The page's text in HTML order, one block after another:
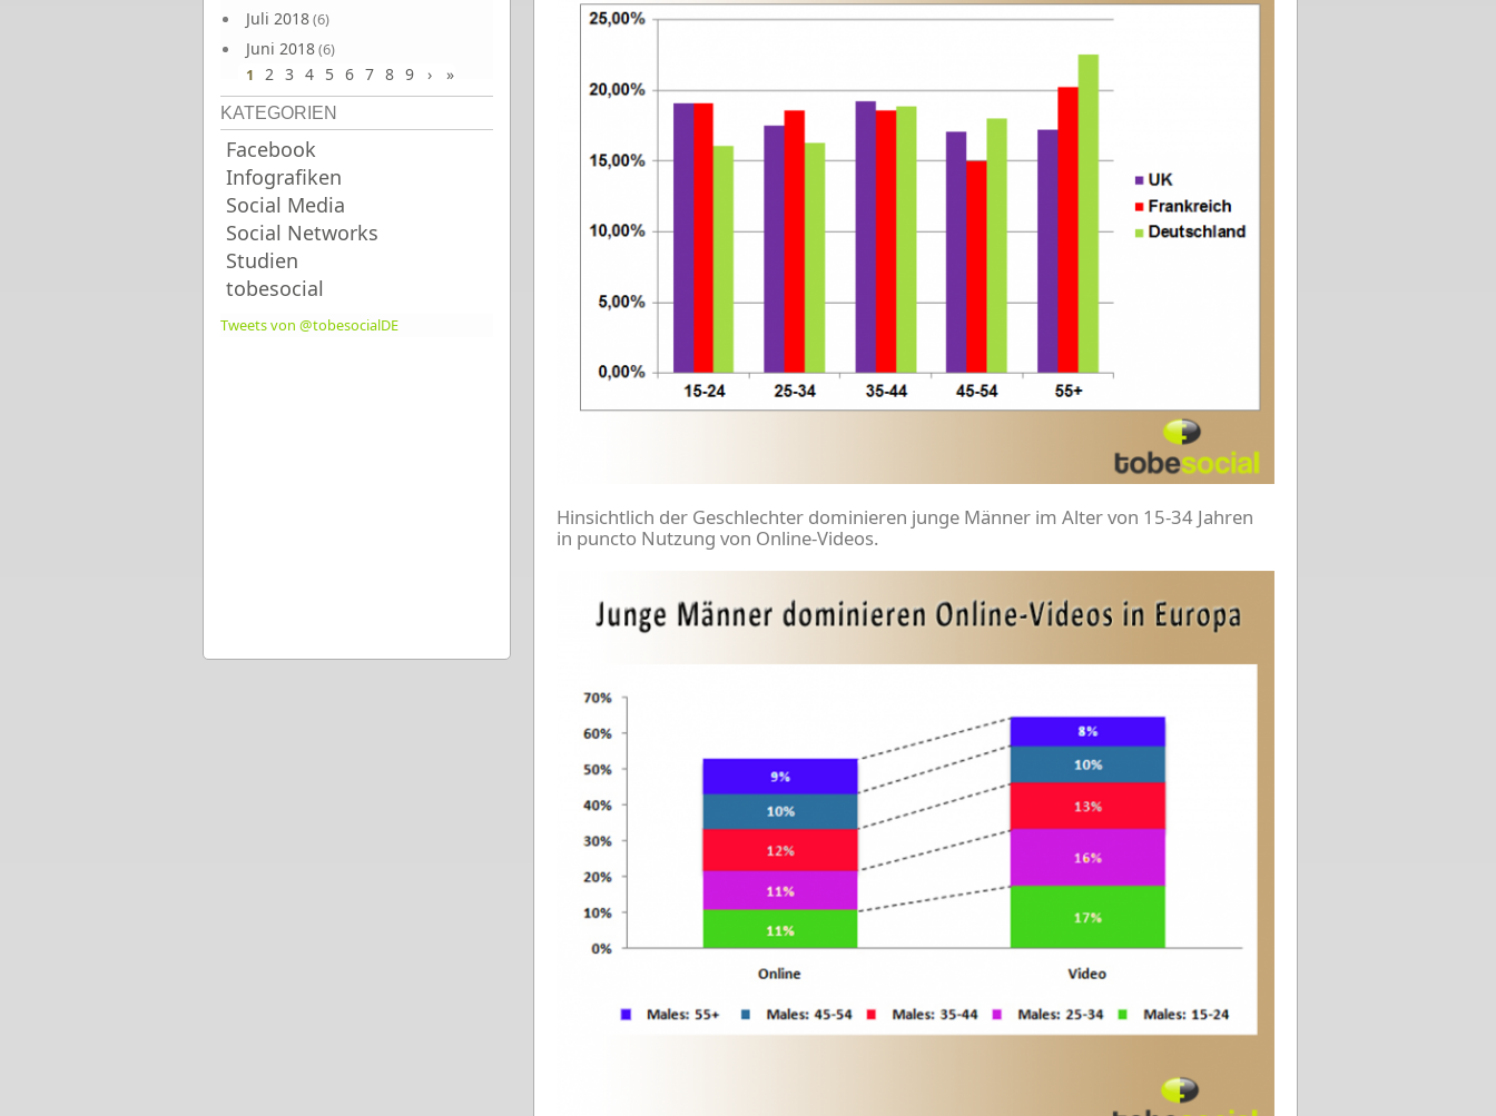
Juli 2018(6)
Juni 2018(6)
1 2 3 4 5 6 7 8 9 › »
KATEGORIEN
Facebook
Infografiken
Social Media
Social Networks
Studien
tobesocial
Tweets von @tobesocialDE
Hinsichtlich der Geschlechter dominieren junge Männer im Alter von 15-34 Jahren
in puncto Nutzung von Online-Videos.